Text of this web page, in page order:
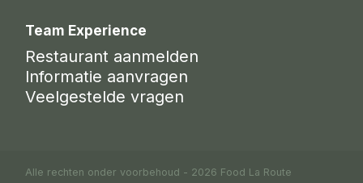
Team Experience
Restaurant aanmelden
Informatie aanvragen
Veelgestelde vragen
Alle rechten onder voorbehoud - 2026 Food La Route